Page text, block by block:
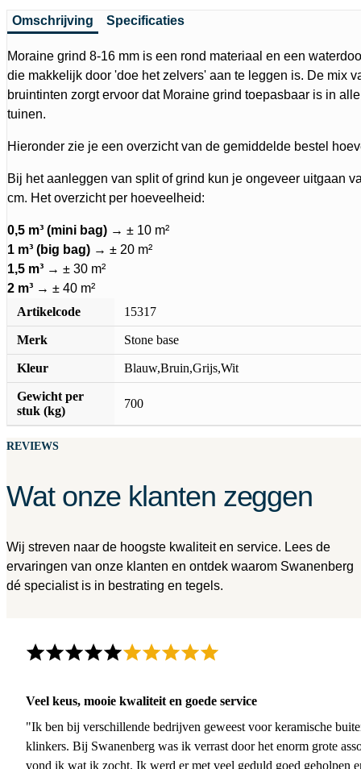
Omschrijving Specificaties
Moraine grind 8-16 mm is een rond materiaal en een
die makkelijk door 'doe het zelvers' aan te leggen is. De mix
bruintinten zorgt ervoor dat Moraine grind toepasbaar is in
tuinen.
Hieronder zie je een overzicht van de gemiddelde bestel
Bij het aanleggen van split of grind kun je ongeveer uitgaan
cm. Het overzicht per hoeveelheid:
0,5 m³ (mini bag) → ± 10 m²
1 m³ (big bag) → ± 20 m²
1,5 m³ → ± 30 m²
2 m³ → ± 40 m²
Artikelcode
15317
Merk Stone base
Kleur Blauw,Bruin,Grijs,Wit
Gewicht per
stuk (kg)
700
REVIEWS
Wat onze klanten zeggen
Wij streven naar de hoogste kwaliteit en service. Lees de
ervaringen van onze klanten en ontdek waarom Swanenberg
dé specialist is in bestrating en tegels.
Veel keus, mooie kwaliteit en goede service
"Ik ben bij verschillende bedrijven geweest voor keramische
klinkers. Bij Swanenberg was ik verrast door het enorm grote
vond ik wat ik zocht. Ik werd er met veel geduld goed geholpen